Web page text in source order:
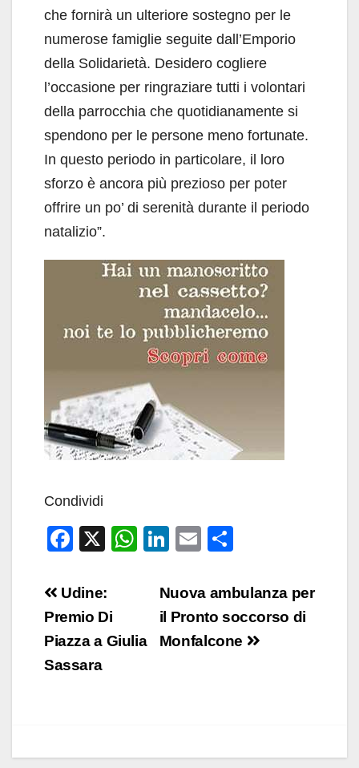
che fornirà un ulteriore sostegno per le
numerose famiglie seguite dall’Emporio
della Solidarietà. Desidero cogliere
l’occasione per ringraziare tutti i volontari
della parrocchia che quotidianamente si
spendono per le persone meno fortunate.
In questo periodo in particolare, il loro
sforzo è ancora più prezioso per poter
offrire un po’ di serenità durante il periodo
natalizio”.
Condividi
F
c
e
b
o
X
W
A
Li
k
e
dI
E
ail n
di
vi
Navigazione
articoli
Nuova ambulanza per
il Pronto soccorso di
Monfalcone
Udine:
Premio Di
Piazza a Giulia
Sassara